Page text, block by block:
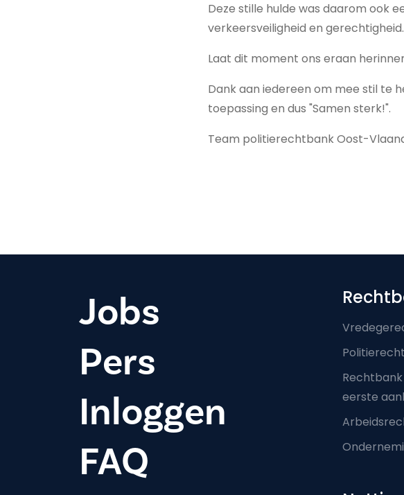
Deze stille hulde was daarom ook
verkeersveiligheid en gerechtigheid.
Laat dit moment ons eraan
Dank aan iedereen om mee stil te
toepassing en dus "Samen sterk!".
Team politierechtbank Oost-
Jobs
Pers
Inloggen
FAQ
eerste